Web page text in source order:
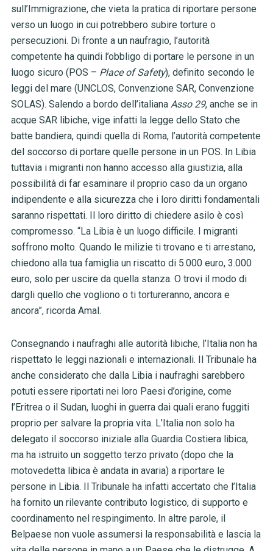
sull’Immigrazione, che vieta la pratica di riportare persone
verso un luogo in cui potrebbero subire torture o
persecuzioni. Di fronte a un naufragio, l’autorità
competente ha quindi l’obbligo di portare le persone in un
luogo sicuro (POS – Place of Safety), definito secondo le
leggi del mare (UNCLOS, Convenzione SAR, Convenzione
SOLAS). Salendo a bordo dell’italiana Asso 29, anche se in
acque SAR libiche, vige infatti la legge dello Stato che
batte bandiera, quindi quella di Roma, l’autorità competente
del soccorso di portare quelle persone in un POS. In Libia
tuttavia i migranti non hanno accesso alla giustizia, alla
possibilità di far esaminare il proprio caso da un organo
indipendente e alla sicurezza che i loro diritti fondamentali
saranno rispettati. Il loro diritto di chiedere asilo è così
compromesso. “La Libia è un luogo difficile. I migranti
soffrono molto. Quando le milizie ti trovano e ti arrestano,
chiedono alla tua famiglia un riscatto di 5.000 euro, 3.000
euro, solo per uscire da quella stanza. O trovi il modo di
dargli quello che vogliono o ti tortureranno, ancora e
ancora”, ricorda Amal.
Consegnando i naufraghi alle autorità libiche, l’Italia non ha
rispettato le leggi nazionali e internazionali. Il Tribunale ha
anche considerato che dalla Libia i naufraghi sarebbero
potuti essere riportati nei loro Paesi d’origine, come
l’Eritrea o il Sudan, luoghi in guerra dai quali erano fuggiti
proprio per salvare la propria vita. L’Italia non solo ha
delegato il soccorso iniziale alla Guardia Costiera libica,
ma ha istruito un soggetto terzo privato (dopo che la
motovedetta libica è andata in avaria) a riportare le
persone in Libia. Il Tribunale ha infatti accertato che l’Italia
ha fornito un rilevante contributo logistico, di supporto e
coordinamento nel respingimento. In altre parole, il
Belpaese non vuole assumersi la responsabilità e lascia la